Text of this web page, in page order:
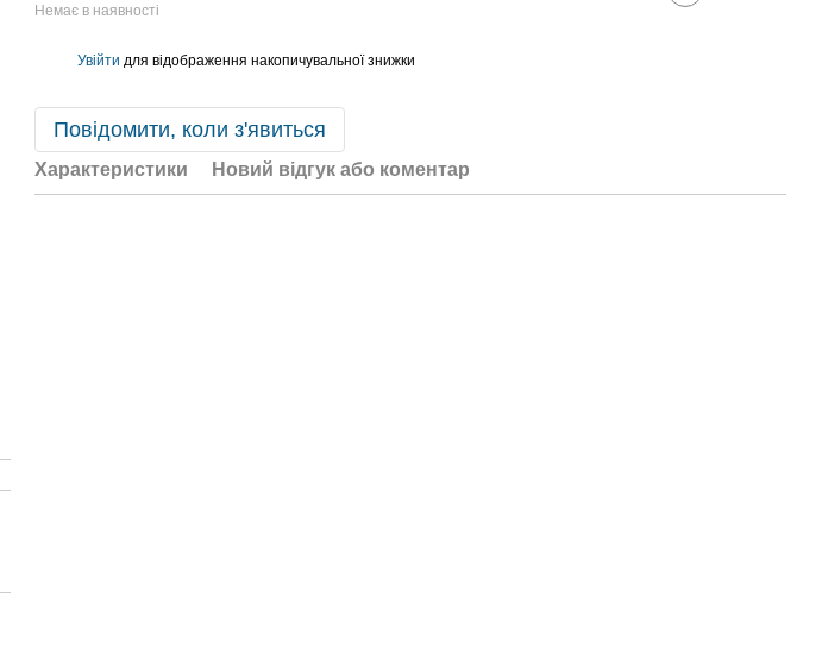
Немає в наявності
Увійти для відображення накопичувальної знижки
Повідомити, коли з'явиться
Характеристики Новий відгук або коментар